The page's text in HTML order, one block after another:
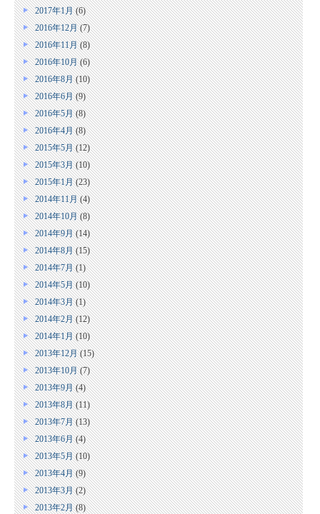
2017年1月(6)
2016年12月(7)
2016年11月(8)
2016年10月(6)
2016年8月(10)
2016年6月(9)
2016年5月(8)
2016年4月(8)
2015年5月(12)
2015年3月(10)
2015年1月(23)
2014年11月(4)
2014年10月(8)
2014年9月(14)
2014年8月(15)
2014年7月(1)
2014年5月(10)
2014年3月(1)
2014年2月(12)
2014年1月(10)
2013年12月(15)
2013年10月(7)
2013年9月(4)
2013年8月(11)
2013年7月(13)
2013年6月(4)
2013年5月(10)
2013年4月(9)
2013年3月(2)
2013年2月(8)